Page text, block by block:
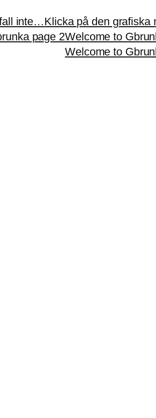
inte…Klicka på den grafiska
page 2Welcome to
Welcome to